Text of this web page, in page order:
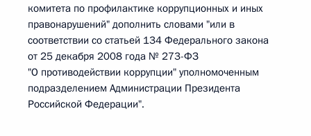
комитета по профилактике коррупционных и иных
правонарушений" дополнить словами "или в
соответствии со статьей 134 Федерального закона
от 25 декабря 2008 года № 273-ФЗ
"О противодействии коррупции" уполномоченным
подразделением Администрации Президента
Российской Федерации".